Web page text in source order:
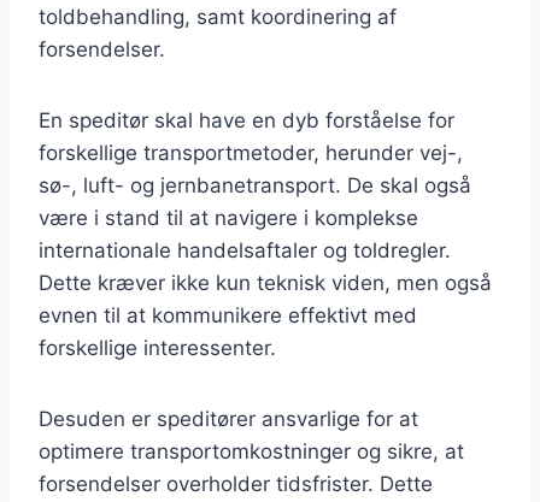
toldbehandling, samt koordinering af
forsendelser.
En speditør skal have en dyb forståelse for
forskellige transportmetoder, herunder vej-,
sø-, luft- og jernbanetransport. De skal også
være i stand til at navigere i komplekse
internationale handelsaftaler og toldregler.
Dette kræver ikke kun teknisk viden, men også
evnen til at kommunikere effektivt med
forskellige interessenter.
Desuden er speditører ansvarlige for at
optimere transportomkostninger og sikre, at
forsendelser overholder tidsfrister. Dette